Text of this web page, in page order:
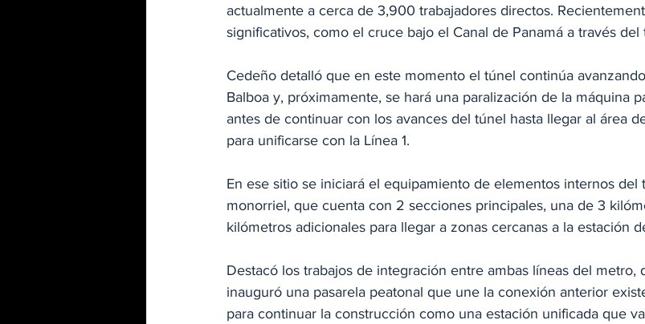
actualmente a cerca de 3,900 trabajadores directos.
significativos, como el cruce bajo el Canal de Panamá a través del
Cedeño detalló que en este momento el túnel continúa
Balboa y, próximamente, se hará una paralización de la máquina
antes de continuar con los avances del túnel hasta llegar al área
para unificarse con la Línea 1.
En ese sitio se iniciará el equipamiento de elementos internos del
monorriel, que cuenta con 2 secciones principales, una de 3
kilómetros adicionales para llegar a zonas cercanas a la estación
Destacó los trabajos de integración entre ambas líneas del metro,
inauguró una pasarela peatonal que une la conexión anterior
para continuar la construcción como una estación unificada que